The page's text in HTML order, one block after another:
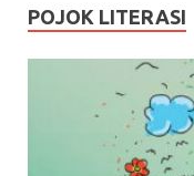
POJOK LITERASI